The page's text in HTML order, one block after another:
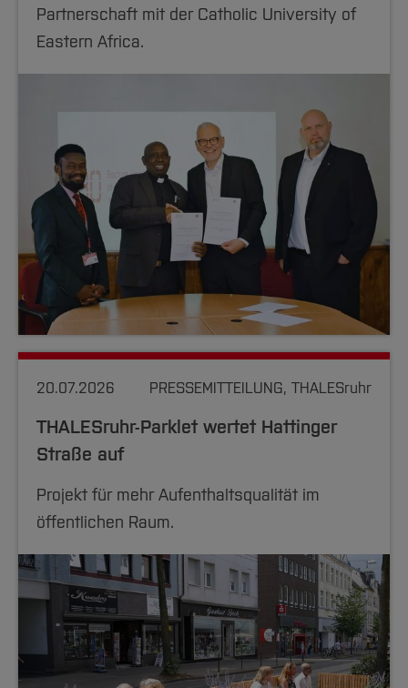
Partnerschaft mit der Catholic University of
Eastern Africa.
20.07.2026 PRESSEMITTEILUNG, THALESruhr
THALESruhr-Parklet wertet Hattinger
Straße auf
Projekt für mehr Aufenthaltsqualität im
öffentlichen Raum.